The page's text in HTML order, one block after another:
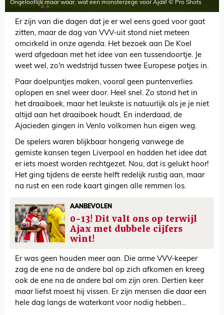
Ongelooflijk maar waar, wat een monsterzege voor Ajax! © Pro Shots
Er zijn van die dagen dat je er wel eens goed voor gaat
zitten, maar de dag van VVV-uit stond niet meteen
omcirkeld in onze agenda. Het bezoek aan De Koel
werd afgedaan met het idee van een tussendoortje. Je
weet wel, zo'n wedstrijd tussen twee Europese potjes in.
Paar doelpuntjes maken, vooral geen puntenverlies
oplopen en snel weer door. Heel snel. Zo stond het in
het draaiboek, maar het leukste is natuurlijk als je je niet
altijd aan het draaiboek houdt. En inderdaad, de
Ajacieden gingen in Venlo volkomen hun eigen weg.
De spelers waren blijkbaar hongerig vanwege de
gemiste kansen tegen Liverpool en hadden het idee dat
er iets moest worden rechtgezet. Nou, dat is gelukt hoor!
Het ging tijdens de eerste helft redelijk rustig aan, maar
na rust en een rode kaart gingen alle remmen los.
AANBEVOLEN
0-13! Dit valt ons op terwijl
Ajax met dubbele cijfers
wint!
Er was geen houden meer aan. Die arme VVV-keeper
zag de ene na de andere bal op zich afkomen en kreeg
ook de ene na de andere bal om zijn oren. Dertien keer
maar liefst moest hij vissen. Er zijn mensen die daar een
hele dag langs de waterkant voor nodig hebben...